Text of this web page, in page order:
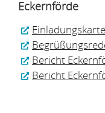
Eckernförde
Einladungskarte
Bericht
Bericht